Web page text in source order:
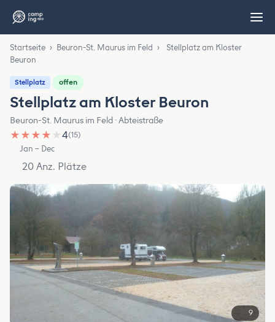
Startseite › Beuron-St. Maurus im Feld ›
Stellplatz am Kloster
Beuron
Stellplatz offen
Stellplatz am Kloster Beuron
Beuron-St. Maurus im Feld · Abteistraße
★ ★ ★ ★ ★4(15)
Jan – Dec
20 Anz. Plätze
9